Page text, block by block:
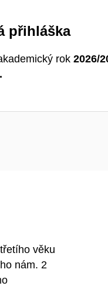
přihláška
rok 2026/
věku
nám. 2